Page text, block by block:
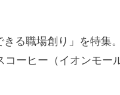
る職場創り」を特集
ーヒー（イオンモー